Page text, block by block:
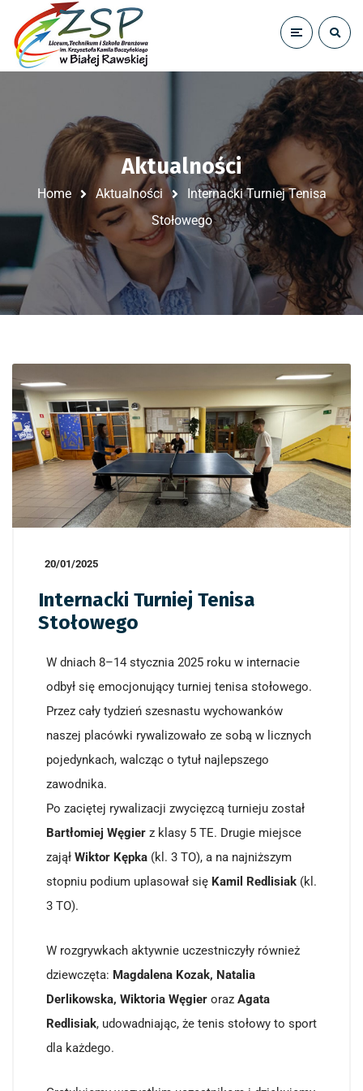
Aktualności
Home Aktualności
Internacki Turniej Tenisa
Stołowego
20/01/2025
Internacki Turniej Tenisa
Stołowego
W dniach 8–14 stycznia 2025 roku w internacie
odbył się emocjonujący turniej tenisa stołowego.
Przez cały tydzień szesnastu wychowanków
naszej placówki rywalizowało ze sobą w licznych
pojedynkach, walcząc o tytuł najlepszego
zawodnika.
Po zaciętej rywalizacji zwycięzcą turnieju został
Bartłomiej Węgier z klasy 5 TE. Drugie miejsce
zajął Wiktor Kępka (kl. 3 TO), a na najniższym
stopniu podium uplasował się Kamil Redlisiak (kl.
3 TO).
W rozgrywkach aktywnie uczestniczyły również
dziewczęta: Magdalena Kozak, Natalia
Derlikowska, Wiktoria Węgier oraz Agata
Redlisiak, udowadniając, że tenis stołowy to sport
dla każdego.